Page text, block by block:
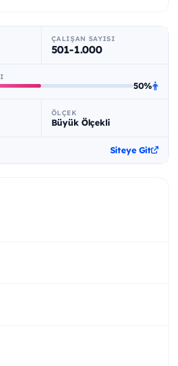
ÇALIŞAN SAYISI
501-1.000
50%
ÖLÇEK
Büyük Ölçekli
Siteye Git